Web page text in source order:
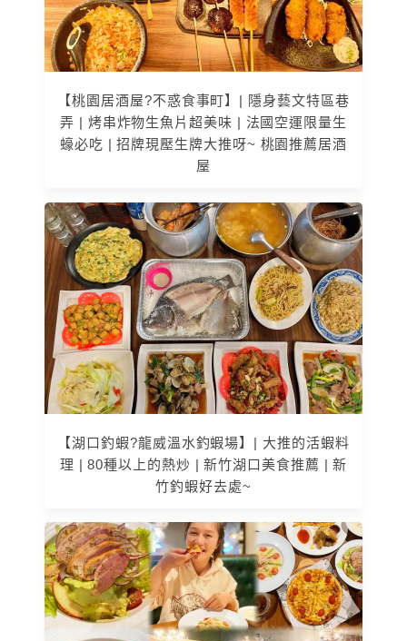
【桃園居酒屋?不惑食事町】| 隱身藝文特區巷
弄 | 烤串炸物生魚片超美味 | 法國空運限量生
蠔必吃 | 招牌現壓生牌大推呀~ 桃園推薦居酒
屋
【湖口釣蝦?龍威溫水釣蝦場】| 大推的活蝦料
理 | 80種以上的熱炒 | 新竹湖口美食推薦 | 新
竹釣蝦好去處~